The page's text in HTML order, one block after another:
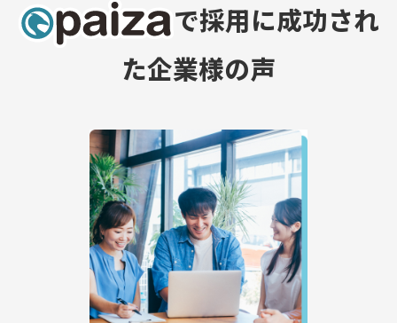
で採用に成功され
た企業様の声